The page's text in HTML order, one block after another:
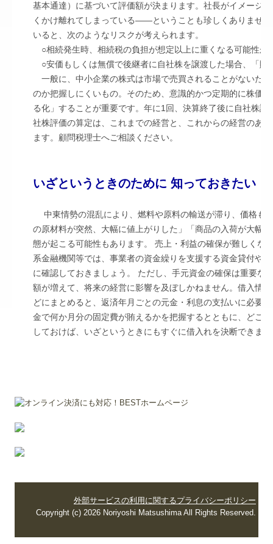
基本通達）に基づいて評価額が決まります。社長がイメージ
くかけ離れてしまっている――ということも珍しくありませ
いると、次のようなリスクが考えられます。
○相続発生時、相続税の負担が想定以上に重くなる可能性が
○安価もしくは無償で後継者に自社株を譲渡した場合、「贈
一般に、中小企業の株式は市場で売買されることがないた
のか把握しにくいもの。そのため、意識的かつ定期的に株価
る化」することが重要です。年に1回、決算終了後に自社株
社株評価の算定は、これまでの経営と、これからの経営のあ
ます。顧問税理士へご相談ください。
いざというときのために 知っておきたい
中東情勢の混乱により、燃料や原料の輸送が滞り、価格も
の原材料が突然、大幅に値上がりした」「商品の入荷が大幅
態が起こる可能性もあります。 売上・利益の確保が難しくな
系金融機関等では、事業者の資金繰りを支援する資金貸付や
に確認しておきましょう。 ただし、手元資金の確保は重要な
額が増えて、将来の経営に影響を及ぼしかねません。借入情
どにまとめると、返済年月ごとの元金・利息の支払いに必要
金で何か月分の固定費が賄えるかを把握するとともに、どこ
しておけば、いざというときにもすぐに借入れを決断できま
外部サービスの利用に関するプライバシーポリシー
Copyright (c) 2026 Noriyoshi Matsushima All Rights Reserved.